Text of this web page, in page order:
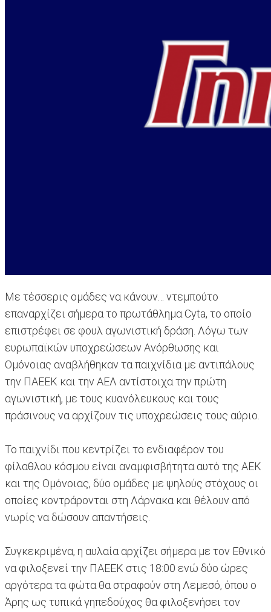
Με τέσσερις ομάδες να κάνουν… ντεμπούτο
επαναρχίζει σήμερα το πρωτάθλημα Cyta, το οποίο
επιστρέφει σε φουλ αγωνιστική δράση. Λόγω των
ευρωπαϊκών υποχρεώσεων Ανόρθωσης και
Ομόνοιας αναβλήθηκαν τα παιχνίδια με αντιπάλους
την ΠΑΕΕΚ και την ΑΕΛ αντίστοιχα την πρώτη
αγωνιστική, με τους κυανόλευκους και τους
πράσινους να αρχίζουν τις υποχρεώσεις τους αύριο.
Το παιχνίδι που κεντρίζει το ενδιαφέρον του
φίλαθλου κόσμου είναι αναμφισβήτητα αυτό της ΑΕΚ
και της Ομόνοιας, δύο ομάδες με ψηλούς στόχους οι
οποίες κοντράρονται στη Λάρνακα και θέλουν από
νωρίς να δώσουν απαντήσεις.
Συγκεκριμένα, η αυλαία αρχίζει σήμερα με τον Εθνικό
να φιλοξενεί την ΠΑΕΕΚ στις 18:00 ενώ δύο ώρες
αργότερα τα φώτα θα στραφούν στη Λεμεσό, όπου ο
Άρης ως τυπικά γηπεδούχος θα φιλοξενήσει τον